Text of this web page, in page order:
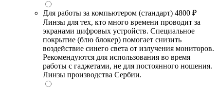
Для работы за компьютером (стандарт) 4800 ₽
Линзы для тех, кто много времени проводит за
экранами цифровых устройств. Специальное
покрытие (блю блокер) помогает снизить
воздействие синего света от излучения мониторов.
Рекомендуются для использования во время
работы с гаджетами, не для постоянного ношения.
Линзы производства Сербии.